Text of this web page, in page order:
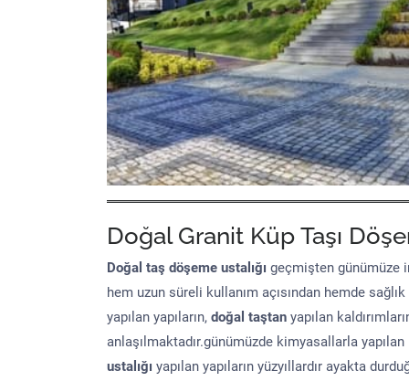
Doğal Granit Küp Taşı
Doğal taş döşeme ustalığı geçmişten günümüze
hem uzun süreli kullanım açısından hemde
yapılan yapıların, doğal taştan yapılan
anlaşılmaktadır.günümüzde kimyasallarla
ustalığı yapılan yapıların yüzyıllardır ayakta